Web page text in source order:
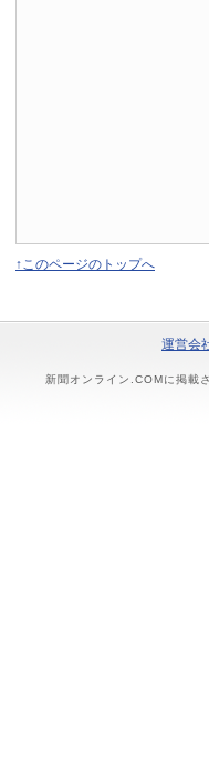
↑このページのトップへ
運営会
新聞オンライン.COMに掲載